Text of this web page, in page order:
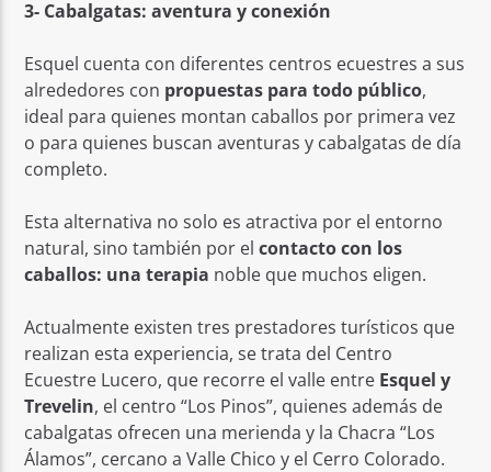
3- Cabalgatas: aventura y conexión
Esquel cuenta con diferentes centros ecuestres a sus
alrededores con propuestas para todo público,
ideal para quienes montan caballos por primera vez
o para quienes buscan aventuras y cabalgatas de día
completo.
Esta alternativa no solo es atractiva por el entorno
natural, sino también por elcontacto con los
caballos: una terapia noble que muchos eligen.
Actualmente existen tres prestadores turísticos que
realizan esta experiencia, se trata del Centro
Ecuestre Lucero, que recorre el valle entre Esquel y
Trevelin, el centro “Los Pinos”, quienes además de
cabalgatas ofrecen una merienda y la Chacra “Los
Álamos”, cercano a Valle Chico y el Cerro Colorado.